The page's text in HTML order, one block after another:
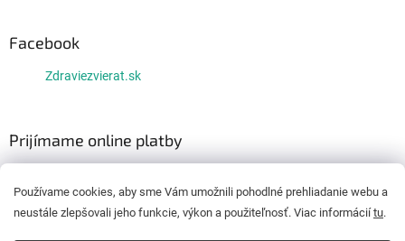
Používame cookies, aby sme Vám umožnili pohodlné prehliadanie webu a
neustále zlepšovali jeho funkcie, výkon a použiteľnosť. Viac informáciítu.
Facebook
Zdraviezvierat.sk
Prijímame online platby